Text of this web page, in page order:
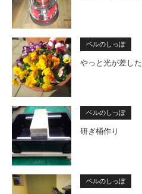
ベルのしっぽ
やっと光が差した
ベルのしっぽ
研ぎ桶作り
ベルのしっぽ